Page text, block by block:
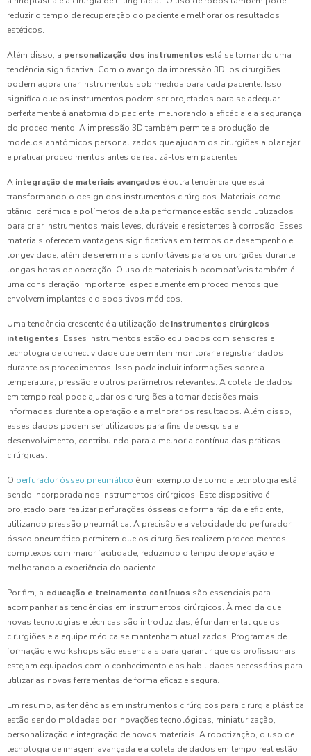
reduzir o tempo de recuperação do paciente e melhorar os resultados
estéticos.
Além disso, a personalização dos instrumentos está se tornando uma
tendência significativa. Com o avanço da impressão 3D, os cirurgiões
podem agora criar instrumentos sob medida para cada paciente. Isso
significa que os instrumentos podem ser projetados para se adequar
perfeitamente à anatomia do paciente, melhorando a eficácia e a segurança
do procedimento. A impressão 3D também permite a produção de
modelos anatômicos personalizados que ajudam os cirurgiões a planejar
e praticar procedimentos antes de realizá-los em pacientes.
A integração de materiais avançados é outra tendência que está
transformando o design dos instrumentos cirúrgicos. Materiais como
titânio, cerâmica e polímeros de alta performance estão sendo utilizados
para criar instrumentos mais leves, duráveis e resistentes à corrosão. Esses
materiais oferecem vantagens significativas em termos de desempenho e
longevidade, além de serem mais confortáveis para os cirurgiões durante
longas horas de operação. O uso de materiais biocompatíveis também é
uma consideração importante, especialmente em procedimentos que
envolvem implantes e dispositivos médicos.
Uma tendência crescente é a utilização de instrumentos cirúrgicos
inteligentes. Esses instrumentos estão equipados com sensores e
tecnologia de conectividade que permitem monitorar e registrar dados
durante os procedimentos. Isso pode incluir informações sobre a
temperatura, pressão e outros parâmetros relevantes. A coleta de dados
em tempo real pode ajudar os cirurgiões a tomar decisões mais
informadas durante a operação e a melhorar os resultados. Além disso,
esses dados podem ser utilizados para fins de pesquisa e
desenvolvimento, contribuindo para a melhoria contínua das práticas
cirúrgicas.
O perfurador ósseo pneumático é um exemplo de como a tecnologia está
sendo incorporada nos instrumentos cirúrgicos. Este dispositivo é
projetado para realizar perfurações ósseas de forma rápida e eficiente,
utilizando pressão pneumática. A precisão e a velocidade do perfurador
ósseo pneumático permitem que os cirurgiões realizem procedimentos
complexos com maior facilidade, reduzindo o tempo de operação e
melhorando a experiência do paciente.
Por fim, a educação e treinamento contínuos são essenciais para
acompanhar as tendências em instrumentos cirúrgicos. À medida que
novas tecnologias e técnicas são introduzidas, é fundamental que os
cirurgiões e a equipe médica se mantenham atualizados. Programas de
formação e workshops são essenciais para garantir que os profissionais
estejam equipados com o conhecimento e as habilidades necessárias para
utilizar as novas ferramentas de forma eficaz e segura.
Em resumo, as tendências em instrumentos cirúrgicos para cirurgia plástica
estão sendo moldadas por inovações tecnológicas, miniaturização,
personalização e integração de novos materiais. A robotização, o uso de
tecnologia de imagem avançada e a coleta de dados em tempo real estão